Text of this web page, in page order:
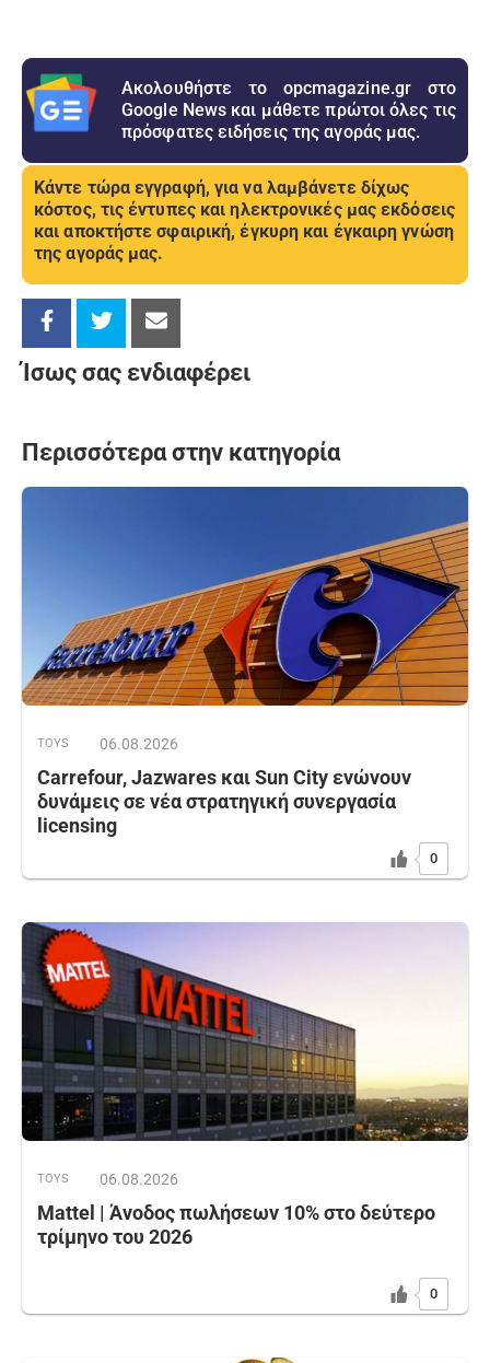
Ακολουθήστε το opcmagazine.gr στο
Google News και μάθετε πρώτοι όλες τις
πρόσφατες ειδήσεις της αγοράς μας.
Κάντε τώρα εγγραφή, για να λαμβάνετε δίχως
κόστος, τις έντυπες και ηλεκτρονικές μας εκδόσεις
και αποκτήστε σφαιρική, έγκυρη και έγκαιρη γνώση
της αγοράς μας.
Ίσως σας ενδιαφέρει
Περισσότερα στην κατηγορία
TOYS 06.08.2026
Carrefour, Jazwares και Sun City ενώνουν
δυνάμεις σε νέα στρατηγική συνεργασία
licensing
0
TOYS 06.08.2026
Mattel | Άνοδος πωλήσεων 10% στο δεύτερο
τρίμηνο του 2026
0